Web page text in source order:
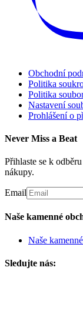
Obchodní
Politika
Politika
Nastavení
Prohlášení o
Never Miss a Beat
Přihlaste se k
nákupy.
Email
Naše kamenné
Naše
Sledujte nás: